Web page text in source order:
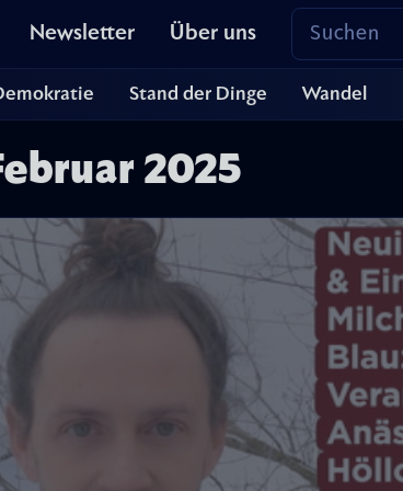
Newsletter Über uns
Stand der Dinge Wandel
2025